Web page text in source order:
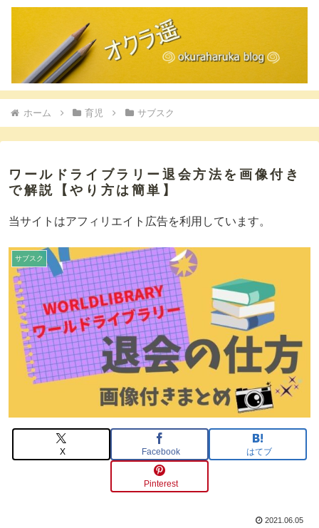
ホーム 育児 サブスク
ワールドライブラリー退会方法を画像付き
で解説【やり方は簡単】
当サイトはアフィリエイト広告を利用しています。
サブスク
X Facebook はてブ
Pinterest
2021.06.05